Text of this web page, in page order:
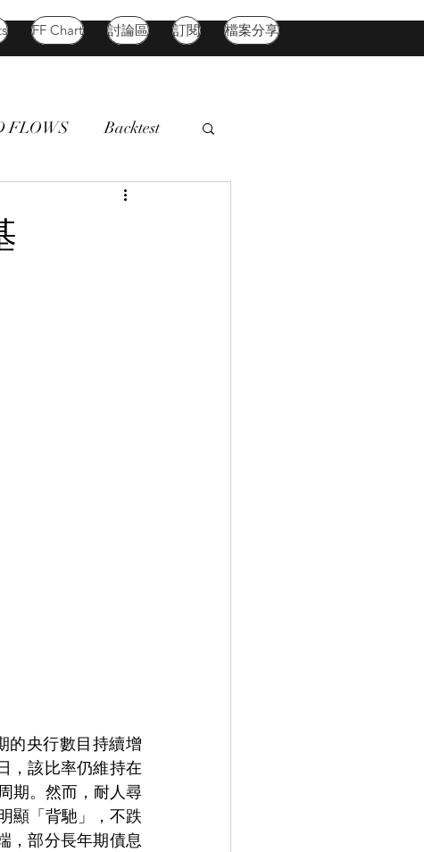
FF Chart 討論區 訂閱 檔案分享
FLOWS Backtest
Oil
的央行數目持續增
，該比率仍維持在
期。然而，耐人尋
顯「背馳」，不跌
，部分長年期債息